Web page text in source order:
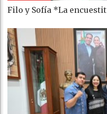
Filo y Sofía *La